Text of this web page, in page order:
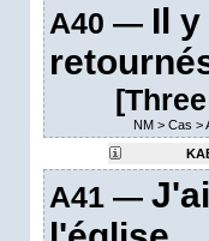
A40 — Il
NM> Cas >
A41 —